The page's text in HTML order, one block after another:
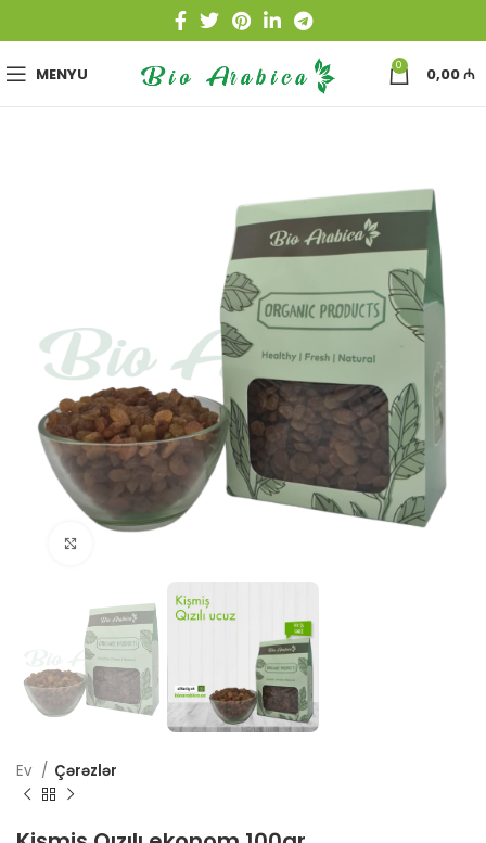
MENYU 0 0,00₼
Ev Çərəzlər